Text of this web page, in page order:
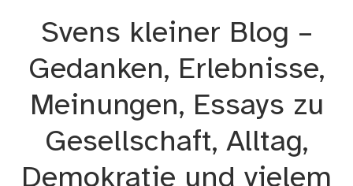
Svens kleiner Blog –
Gedanken, Erlebnisse,
Meinungen, Essays zu
Gesellschaft, Alltag,
Demokratie und vielem